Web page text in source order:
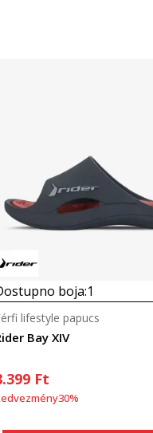
Összehasonlítás
boja:1
Bay XIV
lifestyle papucs
Ft
30%